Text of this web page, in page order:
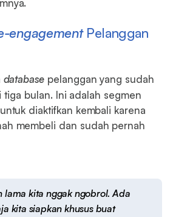
engagementPelanggan
database pelanggan yang sudah
bulan. Ini adalah segmen
diaktifkan kembali karena
membeli dan sudah pernah
lama kita nggak ngobrol. Ada
kita siapkan khusus buat